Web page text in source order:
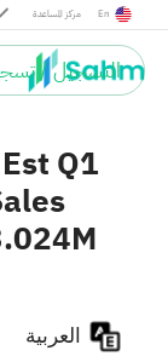
مركز المساعدة En
التسجيل /
Q1